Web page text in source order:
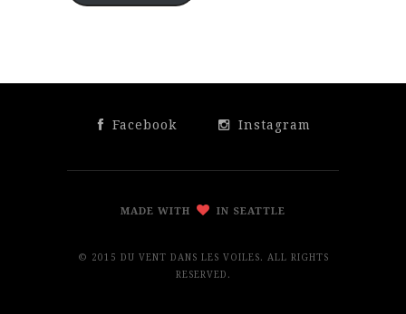
Facebook Instagram
MADE WITH IN SEATTLE
© 2015 DU VENT DANS LES VOILES. ALL RIGHTS
RESERVED.